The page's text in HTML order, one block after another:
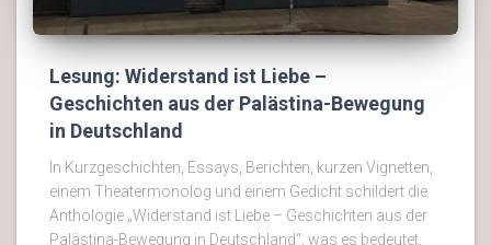
Lesung: Widerstand ist Liebe –
Geschichten aus der Palästina-Bewegung
in Deutschland
In Kurzgeschichten, Essays, Berichten, kurzen Vignetten,
einem Theatermonolog und einem Gedicht schildert die
Anthologie „Widerstand ist Liebe – Geschichten aus der
Palästina-Bewegung in Deutschland“, was es bedeutet,